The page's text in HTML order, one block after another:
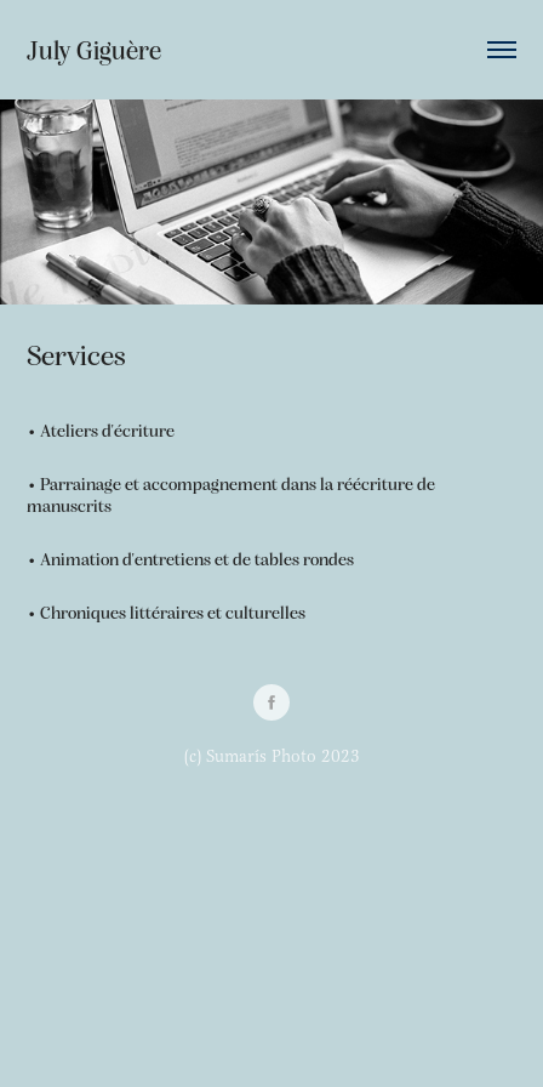
July Giguère
Services
• Ateliers d'écriture
• Parrainage et accompagnement dans la réécriture de
manuscrits
• Animation d'entretiens et de tables rondes
• Chroniques littéraires et culturelles
(c) Sumarís Photo 2023